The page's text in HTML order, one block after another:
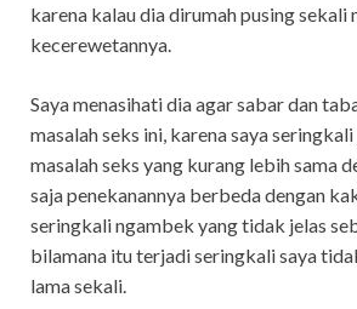
karena kalau dia dirumah pusing sekali
kecerewetannya.
Saya menasihati dia agar sabar dan
masalah seks ini, karena saya
masalah seks yang kurang lebih sama
saja penekanannya berbeda dengan
seringkali ngambek yang tidak jelas
bilamana itu terjadi seringkali saya
lama sekali.